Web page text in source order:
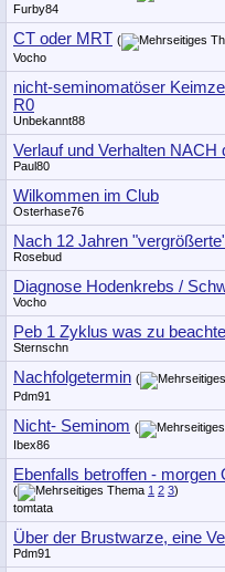
Furby84
CT oder MRT (
Vocho
nicht-seminomatöser
R0
Unbekannt88
Verlauf und Verhalten NACH
Paul80
Wilkommen im Club
Osterhase76
Nach 12 Jahren
Rosebud
Diagnose Hodenkrebs /
Vocho
Peb 1 Zyklus was zu
Sternschn
Nachfolgetermin (
Pdm91
Nicht- Seminom (
Ibex86
Ebenfalls betroffen - morgen
( 1 2 3)
tomtata
Über der Brustwarze, eine
Pdm91